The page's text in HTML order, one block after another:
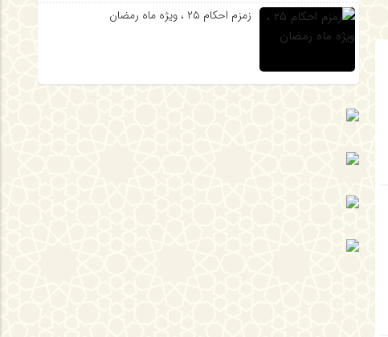
زمزم احکام ۲۵ ، ویژه ماه رمضان